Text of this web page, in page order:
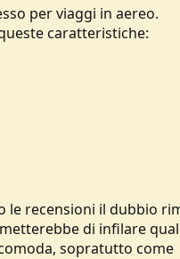
per viaggi in aereo.
caratteristiche:
le recensioni il dubbio
di infilare
sopratutto come